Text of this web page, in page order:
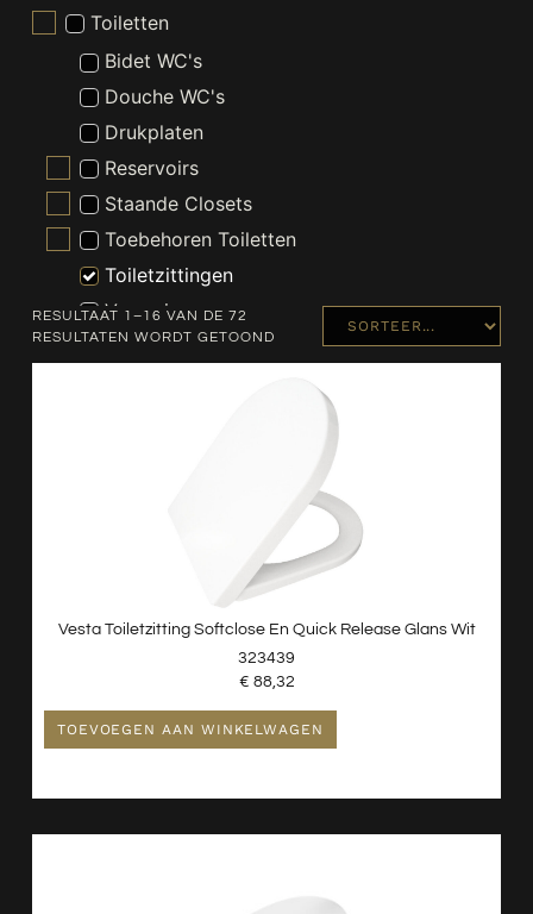
Toiletten
Bidet WC's
Douche WC's
Drukplaten
Reservoirs
Staande Closets
Toebehoren Toiletten
Toiletzittingen
Vergruizers
Wandclosets
RESULTAAT 1–16 VAN DE 72
RESULTATEN WORDT GETOOND
Vesta Toiletzitting Softclose En Quick Release Glans Wit
323439
€ 88,32
TOEVOEGEN AAN WINKELWAGEN